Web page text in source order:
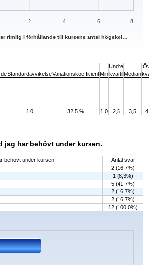
rimlig i förhållande till kursens antal högskol…
2 4 6 8
StandardavvikelseVariationskoefficientMin
Undre
kvartilMedian
1,0 32,5 % 1,0 2,5 3,5
jag har behövt under kursen.
behövt under kursen.
Antal svar
2 (16,7%)
1 (8,3%)
5 (41,7%)
2 (16,7%)
2 (16,7%)
12 (100,0%)
categories.
values. Data ranges from 1 to 5.